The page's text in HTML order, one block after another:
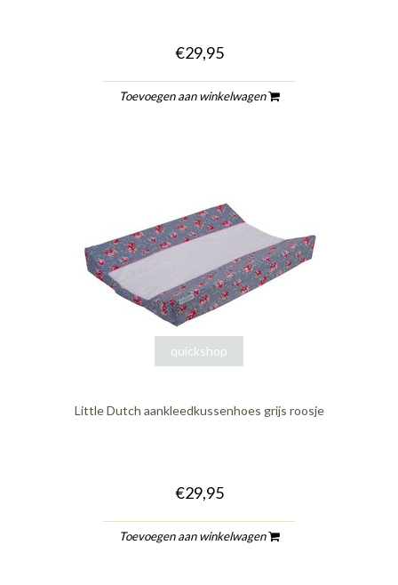
€29,95
Toevoegen aan winkelwagen
quickshop
Little Dutch aankleedkussenhoes grijs roosje
€29,95
Toevoegen aan winkelwagen